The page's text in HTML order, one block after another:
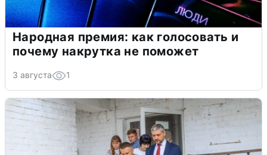
Народная премия: как голосовать и
почему накрутка не поможет
3 августа 1